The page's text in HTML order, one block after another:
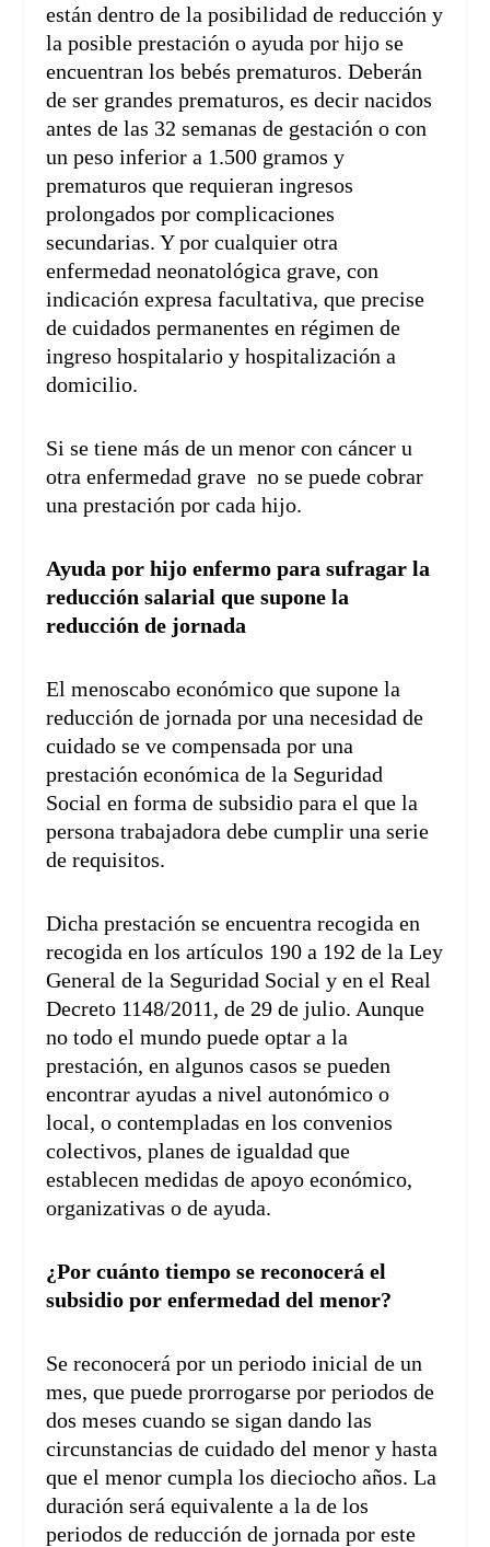
están dentro de la posibilidad de reducción y
la posible prestación o ayuda por hijo se
encuentran los bebés prematuros. Deberán
de ser grandes prematuros, es decir nacidos
antes de las 32 semanas de gestación o con
un peso inferior a 1.500 gramos y
prematuros que requieran ingresos
prolongados por complicaciones
secundarias. Y por cualquier otra
enfermedad neonatológica grave, con
indicación expresa facultativa, que precise
de cuidados permanentes en régimen de
ingreso hospitalario y hospitalización a
domicilio.
Si se tiene más de un menor con cáncer u
otra enfermedad grave no se puede cobrar
una prestación por cada hijo.
Ayuda por hijo enfermo para sufragar la
reducción salarial que supone la
reducción de jornada
El menoscabo económico que supone la
reducción de jornada por una necesidad de
cuidado se ve compensada por una
prestación económica de la Seguridad
Social en forma de subsidio para el que la
persona trabajadora debe cumplir una serie
de requisitos.
Dicha prestación se encuentra recogida en
recogida en los artículos 190 a 192 de la Ley
General de la Seguridad Social y en el Real
Decreto 1148/2011, de 29 de julio. Aunque
no todo el mundo puede optar a la
prestación, en algunos casos se pueden
encontrar ayudas a nivel autonómico o
local, o contempladas en los convenios
colectivos, planes de igualdad que
establecen medidas de apoyo económico,
organizativas o de ayuda.
¿Por cuánto tiempo se reconocerá el
subsidio por enfermedad del menor?
Se reconocerá por un periodo inicial de un
mes, que puede prorrogarse por periodos de
dos meses cuando se sigan dando las
circunstancias de cuidado del menor y hasta
que el menor cumpla los dieciocho años. La
duración será equivalente a la de los
periodos de reducción de jornada por este